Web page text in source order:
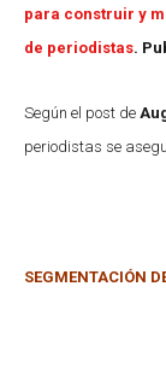
para construir y
de periodistas.
Según el post de
periodistas se
SEGMENTACIÓN